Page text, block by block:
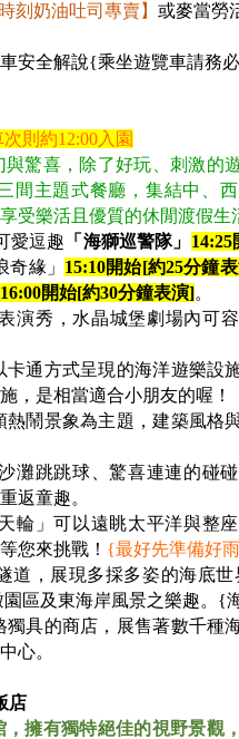
時刻奶油吐司專賣】 或麥當勞
安全解說{乘坐遊覽車請務
則約12:00入園
驚喜，除了好玩、刺激的
間主題式餐廳，集結中、
受樂活且優質的休閒渡假生
愛逗趣 「海獅巡警隊」
緣」 15:10開始[約25分鐘
16:00開始[約30分鐘表演]。
演秀，水晶城堡劇場內可
卡通方式呈現的海洋遊樂設
，是相當適合小朋友的喔！
熱鬧景象為主題，建築風格
灘跳跳球、驚喜連連的碰
返童趣。
輪」可以遠眺太平洋與整
您來挑戰！ {最好先準備好
道，展現多採多姿的海底
區及東海岸風景之樂趣。{
具的商店，展售著數千種
心。
店
擁有獨特絕佳的視野景觀